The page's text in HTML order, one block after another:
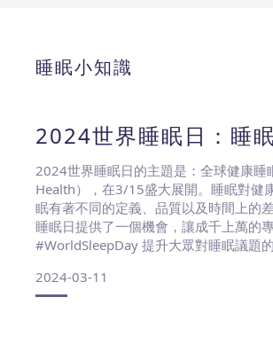
睡眠小知識
2024世界睡眠日：睡
2024世界睡眠日的主題是：全球健康
Health），在3/15盛大展開。睡眠對健
眠有著不同的定義、品質以及時間上的
睡眠日提供了一個機會，讓成千上萬的
#WorldSleepDay 提升大眾對睡眠議題
念。睡眠
2024-03-11